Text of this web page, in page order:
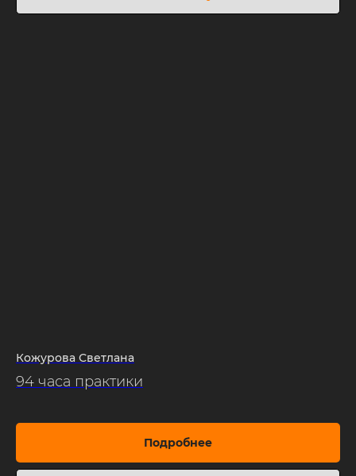
Кожурова Светлана
94 часа практики
Подробнее